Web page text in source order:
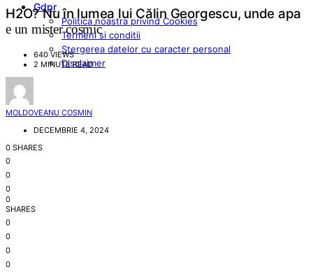
Gdpr
Politica noastra privind Cookies
Termeni si conditii
Stergerea datelor cu caracter personal
Disclaimer
H2O? Nu în lumea lui Călin Georgescu, unde apa
e un mister cosmic
640 VIEWS
2 MINUTE READ
MOLDOVEANU COSMIN
DECEMBRIE 4, 2024
0 SHARES
0
0
0
0
SHARES
0
0
0
0